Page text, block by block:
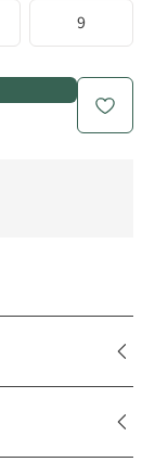
9